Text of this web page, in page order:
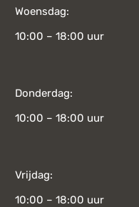
Woensdag:
10:00 – 18:00 uur
Donderdag:
10:00 – 18:00 uur
Vrijdag:
10:00 – 18:00 uur